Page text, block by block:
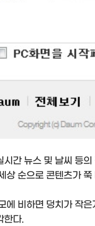
시간 뉴스 및 날씨
상 순으로 콘텐츠가
비하면 덩치가 작은
한다.